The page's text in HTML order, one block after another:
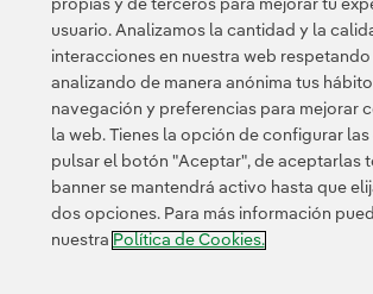
Innovación en
Innovación
colaborativa
Next Generation EU
Ciberseguridad en
España
Smart Grids
Innovation Hub
propias y de terceros para mejorar tu
usuario. Analizamos la cantidad y la
interacciones en nuestra web
analizando de manera anónima tus
navegación y preferencias para mejorar
la web. Tienes la opción de configurar
pulsar el botón "Aceptar", de aceptarlas
banner se mantendrá activo hasta que
dos opciones. Para más información
nuestra Política de Cookies.